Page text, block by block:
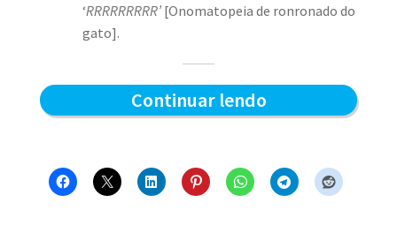
‘RRRRRRRRR’[Onomatopeia de ronronado do
gato].
Continuar lendoPreparado
caçada?